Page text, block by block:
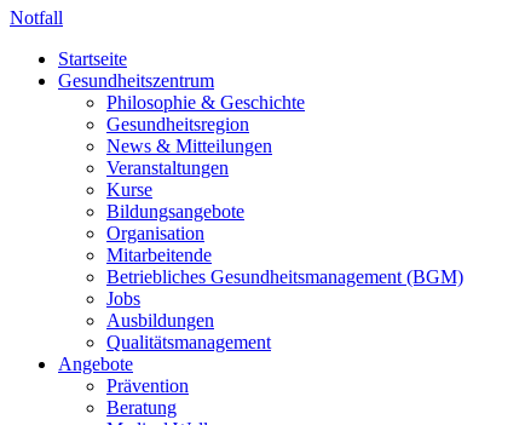
Notfall
Startseite
Gesundheitszentrum
Philosophie & Geschichte
Gesundheitsregion
News & Mitteilungen
Veranstaltungen
Kurse
Bildungsangebote
Organisation
Mitarbeitende
Betriebliches Gesundheitsmanagement (BGM)
Jobs
Ausbildungen
Qualitätsmanagement
Angebote
Prävention
Beratung